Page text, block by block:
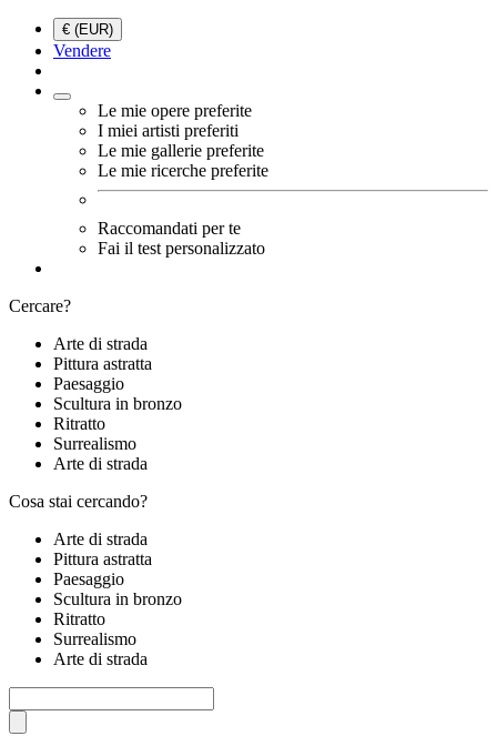
€ (EUR)
Vendere
Le mie opere preferite
I miei artisti preferiti
Le mie gallerie preferite
Le mie ricerche preferite
Raccomandati per te
Fai il test personalizzato
Cercare?
Arte di strada
Pittura astratta
Paesaggio
Scultura in bronzo
Ritratto
Surrealismo
Arte di strada
Cosa stai cercando?
Arte di strada
Pittura astratta
Paesaggio
Scultura in bronzo
Ritratto
Surrealismo
Arte di strada